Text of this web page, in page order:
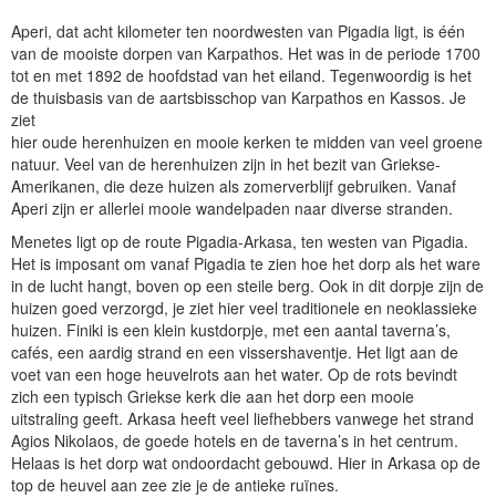
Aperi, dat acht kilometer ten noordwesten van Pigadia ligt, is één
van de mooiste dorpen van Karpathos. Het was in de periode 1700
tot en met 1892 de hoofdstad van het eiland. Tegenwoordig is het
de thuisbasis van de aartsbisschop van Karpathos en Kassos. Je
ziet
hier oude herenhuizen en mooie kerken te midden van veel groene
natuur. Veel van de herenhuizen zijn in het bezit van Griekse-
Amerikanen, die deze huizen als zomerverblijf gebruiken. Vanaf
Aperi zijn er allerlei mooie wandelpaden naar diverse stranden.
Menetes ligt op de route Pigadia-Arkasa, ten westen van Pigadia.
Het is imposant om vanaf Pigadia te zien hoe het dorp als het ware
in de lucht hangt, boven op een steile berg. Ook in dit dorpje zijn de
huizen goed verzorgd, je ziet hier veel traditionele en neoklassieke
huizen. Finiki is een klein kustdorpje, met een aantal taverna’s,
cafés, een aardig strand en een vissershaventje. Het ligt aan de
voet van een hoge heuvelrots aan het water. Op de rots bevindt
zich een typisch Griekse kerk die aan het dorp een mooie
uitstraling geeft. Arkasa heeft veel liefhebbers vanwege het strand
Agios Nikolaos, de goede hotels en de taverna’s in het centrum.
Helaas is het dorp wat ondoordacht gebouwd. Hier in Arkasa op de
top de heuvel aan zee zie je de antieke ruïnes.